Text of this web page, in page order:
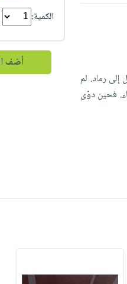
رماد. لم
فحين دوّى
الكمية:
أضف